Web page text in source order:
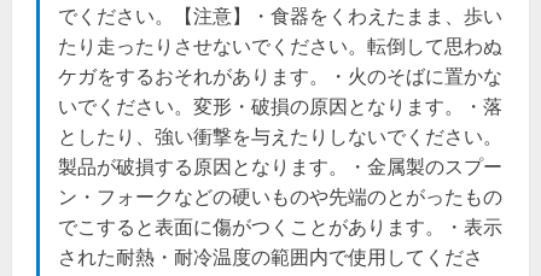
でください。【注意】・食器をくわえたまま、歩い
たり走ったりさせないでください。転倒して思わぬ
ケガをするおそれがあります。・火のそばに置かな
いでください。変形・破損の原因となります。・落
としたり、強い衝撃を与えたりしないでください。
製品が破損する原因となります。・金属製のスプー
ン・フォークなどの硬いものや先端のとがったもの
でこすると表面に傷がつくことがあります。・表示
された耐熱・耐冷温度の範囲内で使用してくださ